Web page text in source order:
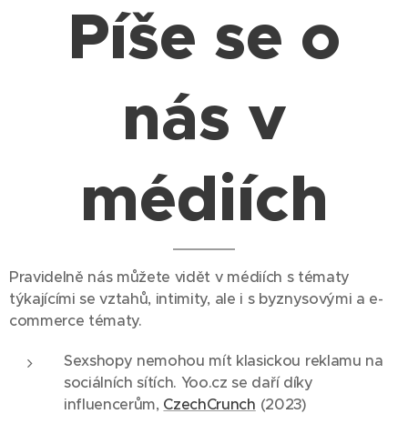
Píše se o
nás v
médiích
Pravidelně nás můžete vidět v médiích s tématy
týkajícími se vztahů, intimity, ale i s byznysovými a e-
commerce tématy.
Sexshopy nemohou mít klasickou reklamu na
sociálních sítích. Yoo.cz se daří díky
influencerům, CzechCrunch (2023)